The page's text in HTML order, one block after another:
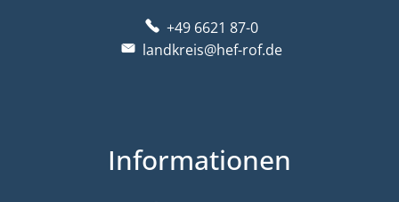
+49 6621 87-0
landkreis@hef-rof.de
Informationen